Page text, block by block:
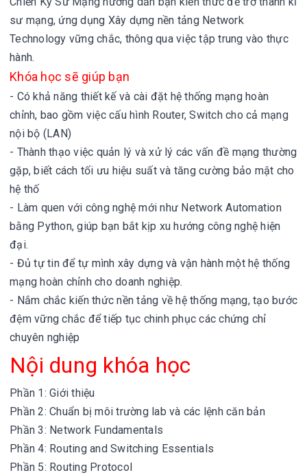
sư mạng, ứng dụng Xây dựng nền tảng Network
Technology vững chắc, thông qua việc tập trung vào thực
hành.
Khóa học sẽ giúp bạn
- Có khả năng thiết kế và cài đặt hệ thống mạng hoàn
chỉnh, bao gồm việc cấu hình Router, Switch cho cả mạng
nội bộ (LAN)
- Thành thạo việc quản lý và xử lý các vấn đề mạng thường
gặp, biết cách tối ưu hiệu suất và tăng cường bảo mật cho
hệ thố
- Làm quen với công nghệ mới như Network Automation
bằng Python, giúp bạn bắt kịp xu hướng công nghệ hiện
đại.
- Đủ tự tin để tự mình xây dựng và vận hành một hệ thống
mạng hoàn chỉnh cho doanh nghiệp.
- Nắm chắc kiến thức nền tảng về hệ thống mạng, tạo bước
đệm vững chắc để tiếp tục chinh phục các chứng chỉ
chuyên nghiệp
Nội dung khóa học
Phần 1: Giới thiệu
Phần 2: Chuẩn bị môi trường lab và các lệnh căn bản
Phần 3: Network Fundamentals
Phần 4: Routing and Switching Essentials
Phần 5: Routing Protocol